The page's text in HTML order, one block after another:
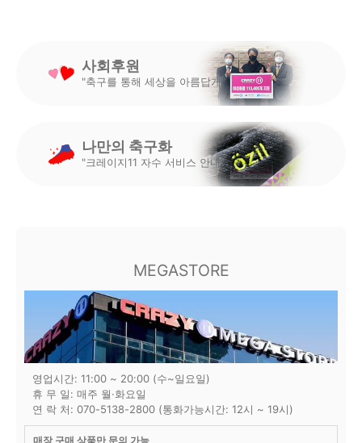
사회후원
"축구를 통해 세상을 아름답게"
나만의 축구화
"크레이지11 자수 서비스 안내"
MEGASTORE
영업시간: 11:00 ~ 20:00 (수~일요일)
휴 무 일: 매주 월·화요일
연 락 처: 070-5138-2800 (통화가능시간: 12시 ~ 19시)